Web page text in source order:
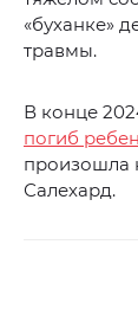
«буханке»
травмы.
В конце
погиб
произошла
Салехард.